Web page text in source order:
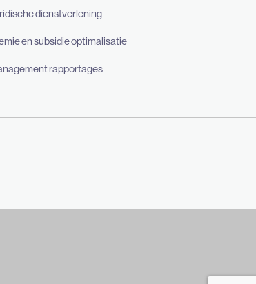
dienstverlening
en subsidie optimalisatie
rapportages